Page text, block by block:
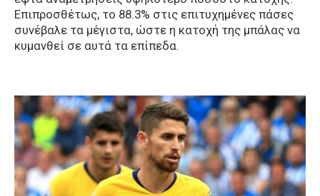
Επιπροσθέτως, το 88.3% στις επιτυχημένες πάσες
συνέβαλε τα μέγιστα, ώστε η κατοχή της μπάλας να
κυμανθεί σε αυτά τα επίπεδα.